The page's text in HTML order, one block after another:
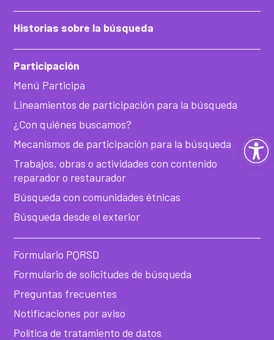
Historias sobre la búsqueda
Participación
Menú Participa
Lineamientos de participación para la búsqueda
¿Con quiénes buscamos?
Mecanismos de participación para la búsqueda
Trabajos, obras o actividades con contenido
reparador o restaurador
Búsqueda con comunidades étnicas
Búsqueda desde el exterior
Formulario PQRSD
Formulario de solicitudes de búsqueda
Preguntas frecuentes
Notificaciones por aviso
Política de tratamiento de datos